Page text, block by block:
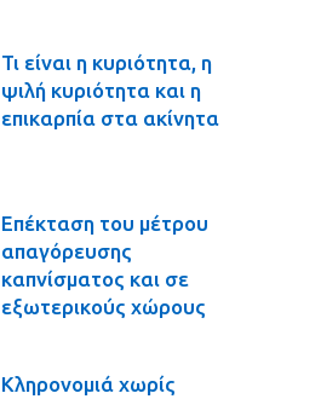
Τι είναι η κυριότητα, η
ψιλή κυριότητα και η
επικαρπία στα ακίνητα
Επέκταση του μέτρου
απαγόρευσης
καπνίσματος και σε
εξωτερικούς χώρους
Κληρονομιά χωρίς